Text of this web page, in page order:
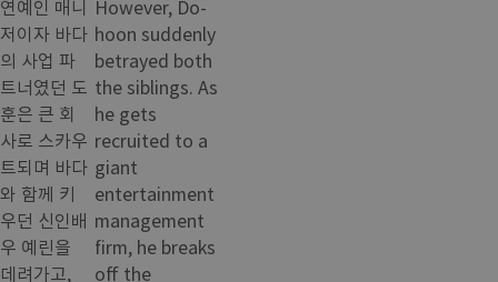
연예인 매니
저이자 바다
의 사업 파
트너였던 도
훈은 큰 회
사로 스카우
트되며 바다
와 함께 키
우던 신인배
우 예린을
데려가고,
However, Do-
hoon suddenly
betrayed both
the siblings. As
he gets
recruited to a
giant
entertainment
management
firm, he breaks
off the